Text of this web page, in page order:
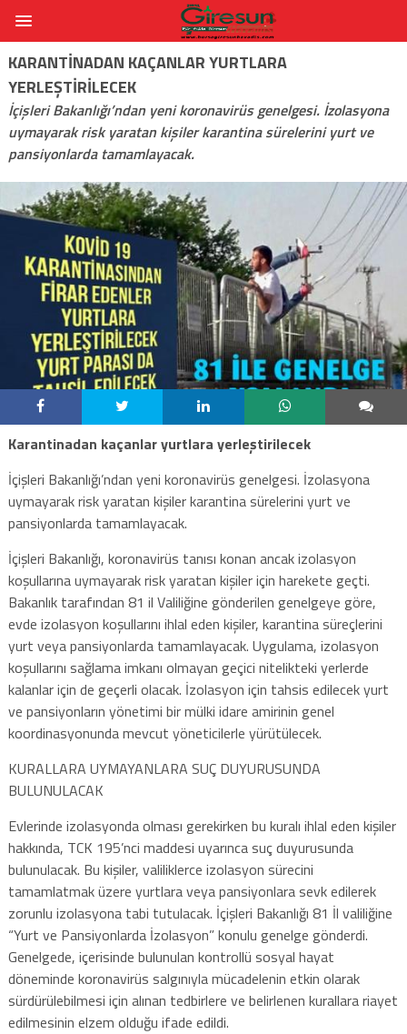
KARANTINADAN KAÇANLAR YURTLARA
YERLEŞTIRILECEK
İçişleri Bakanlığı’ndan yeni koronavirüs genelgesi. İzolasyona
uymayarak risk yaratan kişiler karantina sürelerini yurt ve
pansiyonlarda tamamlayacak.
Karantinadan kaçanlar yurtlara yerleştirilecek
İçişleri Bakanlığı’ndan yeni koronavirüs genelgesi. İzolasyona
uymayarak risk yaratan kişiler karantina sürelerini yurt ve
pansiyonlarda tamamlayacak.
İçişleri Bakanlığı, koronavirüs tanısı konan ancak izolasyon
koşullarına uymayarak risk yaratan kişiler için harekete geçti.
Bakanlık tarafından 81 il Valiliğine gönderilen genelgeye göre,
evde izolasyon koşullarını ihlal eden kişiler, karantina süreçlerini
yurt veya pansiyonlarda tamamlayacak. Uygulama, izolasyon
koşullarını sağlama imkanı olmayan geçici nitelikteki yerlerde
kalanlar için de geçerli olacak. İzolasyon için tahsis edilecek yurt
ve pansiyonların yönetimi bir mülki idare amirinin genel
koordinasyonunda mevcut yöneticilerle yürütülecek.
KURALLARA UYMAYANLARA SUÇ DUYURUSUNDA
BULUNULACAK
Evlerinde izolasyonda olması gerekirken bu kuralı ihlal eden kişiler
hakkında, TCK 195’nci maddesi uyarınca suç duyurusunda
bulunulacak. Bu kişiler, valiliklerce izolasyon sürecini
tamamlatmak üzere yurtlara veya pansiyonlara sevk edilerek
zorunlu izolasyona tabi tutulacak. İçişleri Bakanlığı 81 İl valiliğine
“Yurt ve Pansiyonlarda İzolasyon” konulu genelge gönderdi.
Genelgede, içerisinde bulunulan kontrollü sosyal hayat
döneminde koronavirüs salgınıyla mücadelenin etkin olarak
sürdürülebilmesi için alınan tedbirlere ve belirlenen kurallara riayet
edilmesinin elzem olduğu ifade edildi.